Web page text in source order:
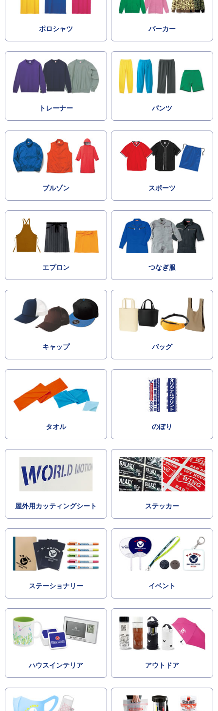
ポロシャツ パーカー
トレーナー パンツ
ブルゾン スポーツ
エプロン つなぎ服
キャップ バッグ
タオル のぼり
屋外用カッティングシート ステッカー
ステーショナリー イベント
ハウスインテリア アウトドア